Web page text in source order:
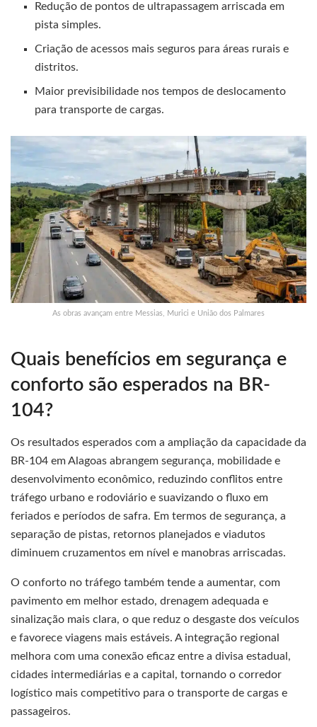
Redução de pontos de ultrapassagem arriscada em
pista simples.
Criação de acessos mais seguros para áreas rurais e
distritos.
Maior previsibilidade nos tempos de deslocamento
para transporte de cargas.
As obras avançam entre Messias, Murici e União dos Palmares
Quais benefícios em segurança e
conforto são esperados na BR-
104?
Os resultados esperados com a ampliação da capacidade da
BR-104 em Alagoas abrangem segurança, mobilidade e
desenvolvimento econômico, reduzindo conflitos entre
tráfego urbano e rodoviário e suavizando o fluxo em
feriados e períodos de safra. Em termos de segurança, a
separação de pistas, retornos planejados e viadutos
diminuem cruzamentos em nível e manobras arriscadas.
O conforto no tráfego também tende a aumentar, com
pavimento em melhor estado, drenagem adequada e
sinalização mais clara, o que reduz o desgaste dos veículos
e favorece viagens mais estáveis. A integração regional
melhora com uma conexão eficaz entre a divisa estadual,
cidades intermediárias e a capital, tornando o corredor
logístico mais competitivo para o transporte de cargas e
passageiros.